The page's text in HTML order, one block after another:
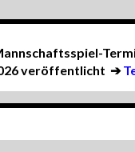
veröffentlicht ➔